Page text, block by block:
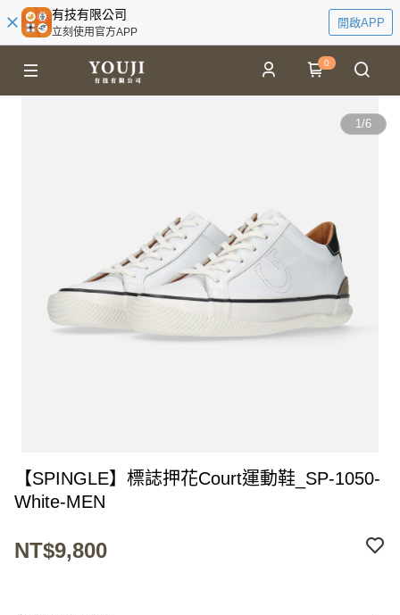
有技有限公司
立刻使用官方APP
開啟APP
0
1/6
【SPINGLE】標誌押花Court運動鞋_SP-1050-
White-MEN
NT$9,800